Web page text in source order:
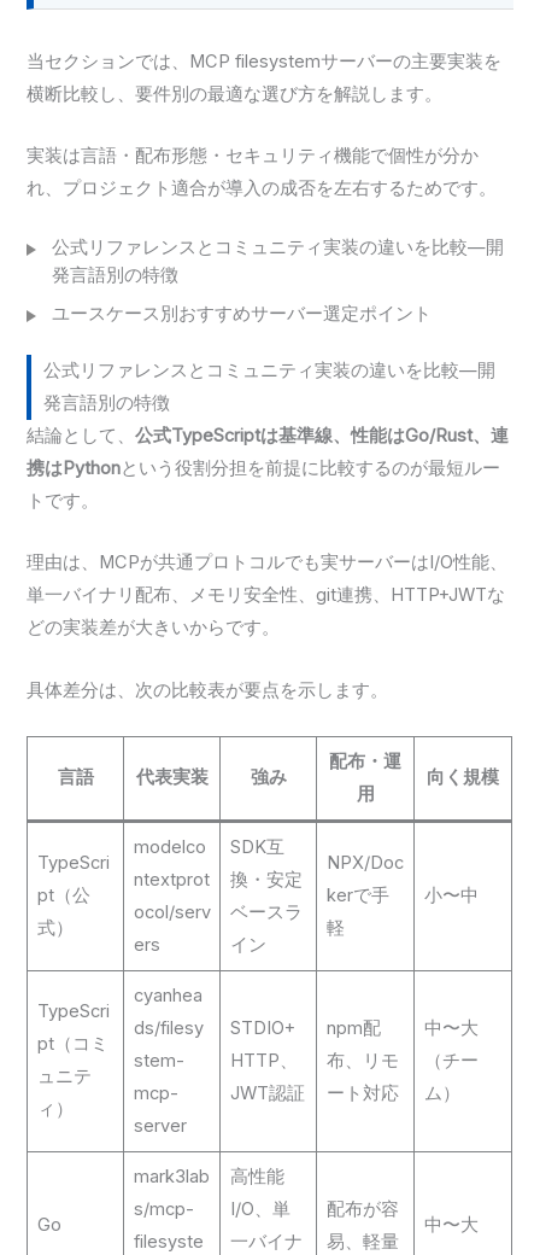
当セクションでは、MCP filesystemサーバーの主要実装を
横断比較し、要件別の最適な選び方を解説します。
実装は言語・配布形態・セキュリティ機能で個性が分か
れ、プロジェクト適合が導入の成否を左右するためです。
公式リファレンスとコミュニティ実装の違いを比較—開
発言語別の特徴
ユースケース別おすすめサーバー選定ポイント
公式リファレンスとコミュニティ実装の違いを比較—開
発言語別の特徴
結論として、公式TypeScriptは基準線、性能はGo/Rust、連
携はPythonという役割分担を前提に比較するのが最短ルー
トです。
理由は、MCPが共通プロトコルでも実サーバーはI/O性能、
単一バイナリ配布、メモリ安全性、git連携、HTTP+JWTな
どの実装差が大きいからです。
具体差分は、次の比較表が要点を示します。
言語 代表実装 強み
配布・運
用
向く規模
TypeScri
pt（公
式）
modelco
ntextprot
ocol/serv
ers
SDK互
換・安定
ベースラ
イン
NPX/Doc
kerで手
軽
小〜中
TypeScri
pt（コミ
ュニテ
ィ）
cyanhea
ds/filesy
stem-
mcp-
server
STDIO+
HTTP、
JWT認証
npm配
布、リモ
ート対応
中〜大
（チー
ム）
Go
mark3lab
s/mcp-
filesyste
高性能
I/O、単
一バイナ
配布が容
易、軽量
中〜大